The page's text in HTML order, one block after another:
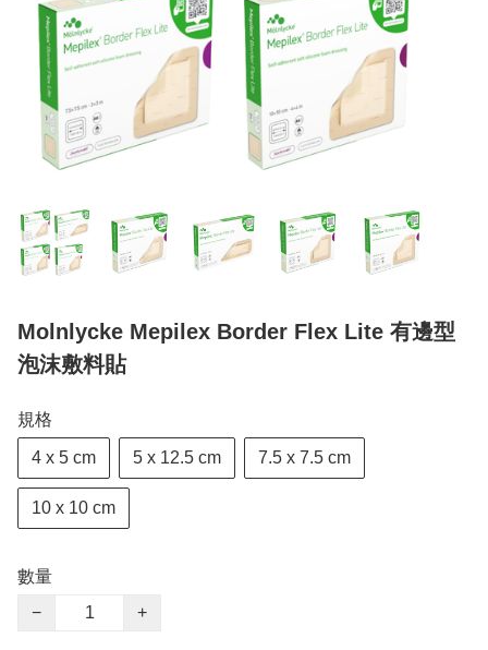
Molnlycke Mepilex Border Flex Lite 有邊型
泡沫敷料貼
規格
4 x 5 cm 5 x 12.5 cm 7.5 x 7.5 cm
10 x 10 cm
數量
−
+